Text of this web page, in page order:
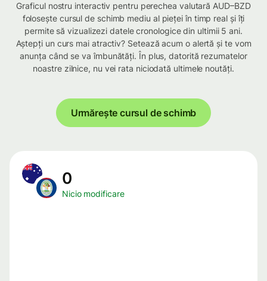
Graficul nostru interactiv pentru perechea valutară AUD–BZD
folosește cursul de schimb mediu al pieței în timp real și îți
permite să vizualizezi datele cronologice din ultimii 5 ani.
Aștepți un curs mai atractiv? Setează acum o alertă și te vom
anunța când se va îmbunătăți. În plus, datorită rezumatelor
noastre zilnice, nu vei rata niciodată ultimele noutăți.
Urmărește cursul de schimb
0
Nicio modificare